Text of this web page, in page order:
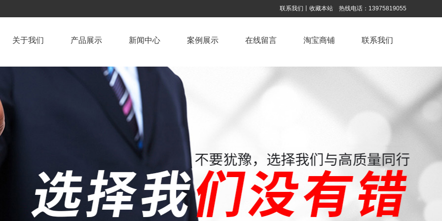
联系我们 收藏本站 热线电话： 13975819055
关于我们 产品展示 新闻中心 案例展示 在线留言 淘宝商铺 联系我们